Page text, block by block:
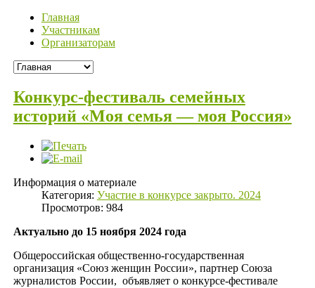
Главная
Участникам
Организаторам
Конкурс-фестиваль семейных
историй «Моя семья — моя Россия»
Информация о материале
Категория: Участие в конкурсе закрыто. 2024
Просмотров: 984
Актуально до 15 ноября 2024 года
Общероссийская общественно-государственная
организация «Союз женщин России», партнер Союза
журналистов России, объявляет о конкурсе-фестивале